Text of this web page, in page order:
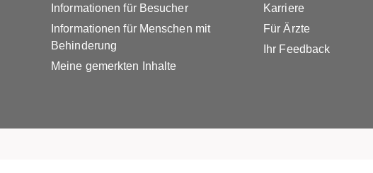
Informationen für Besucher
Informationen für Menschen mit
Behinderung
Meine gemerkten Inhalte
Karriere
Für Ärzte
Ihr Feedback